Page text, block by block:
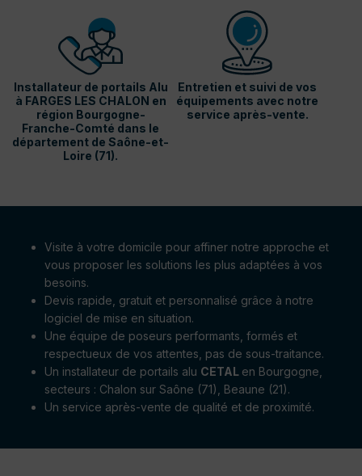
Installateur de portails Alu
à FARGES LES CHALON en
région Bourgogne-
Franche-Comté dans le
département de Saône-et-
Loire (71).
Entretien et suivi de vos
équipements avec notre
service après-vente.
Visite à votre domicile pour affiner notre approche et
vous proposer les solutions les plus adaptées à vos
besoins.
Devis rapide, gratuit et personnalisé grâce à notre
logiciel de mise en situation.
Une équipe de poseurs performants, formés et
respectueux de vos attentes, pas de sous-traitance.
Un installateur de portails alu CETAL en Bourgogne,
secteurs : Chalon sur Saône (71), Beaune (21).
Un service après-vente de qualité et de proximité.